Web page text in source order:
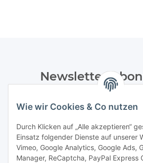
Wie wir Cookies & Co nutzen
Durch Klicken auf „Alle akzeptieren“
Einsatz folgender Dienste auf unserer
Vimeo, Google Analytics, Google Ads,
Manager, ReCaptcha, PayPal Express
Newsletter
Datenschutzerklärungregelmäßig und